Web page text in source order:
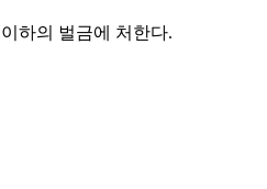
하의 벌금에 처한다.